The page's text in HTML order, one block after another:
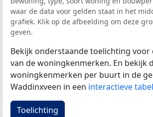
waar de data voor gelden staat in het
grafiek. Klik op de afbeelding om deze
geven.
Bekijk onderstaande toelichting voor
van de woningkenmerken. En bekijk
woningkenmerken per buurt in de
Waddinxveen in een interactieve tabel
Toelichting